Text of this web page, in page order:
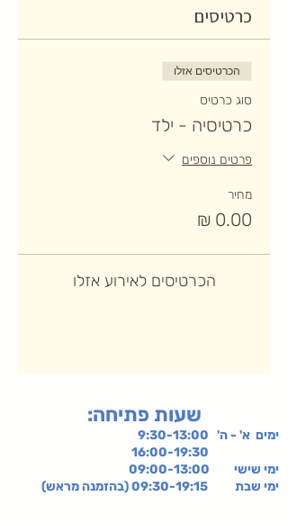
כרטיסים
הכרטיסים אזלו
סוג כרטיס
כרטיסיה - ילד
פרטים נוספים
מחיר
הכרטיסים לאירוע אזלו
:שעות פתיחה
ימים א' - ה' 9:30-13:00
ימי שישי 09:00-13:00
ימי שבת 09:30-19:15 (בהזמנה מראש)